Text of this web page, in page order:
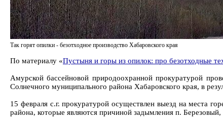
Так горят опилки - безотходное производство Хабаровского края
По материалу «Пустыня и горы из опилок: про безотходные
Амурской бассейновой природоохранной прокуратурой
Солнечного муниципального района Хабаровского края, в
15 февраля с.г. прокуратурой осуществлен выезд на места
района, которые являются причиной задымления п. Березовый,